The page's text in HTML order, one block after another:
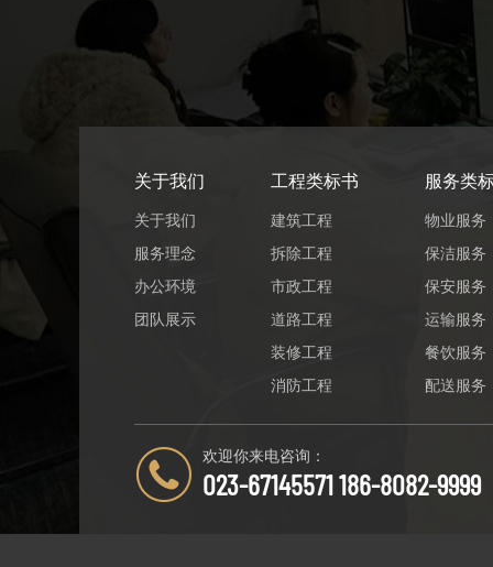
关于我们
关于我们
服务理念
办公环境
团队展示
工程类标书
建筑工程
拆除工程
市政工程
道路工程
装修工程
消防工程
服务类
物业服务
保洁服务
保安服务
运输服务
餐饮服务
配送服务
欢迎你来电咨询：
023-67145571 186-8082-9999